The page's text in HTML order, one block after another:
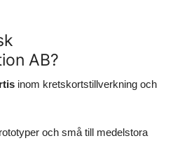
AB?
inom kretskortstillverkning och
och små till medelstora